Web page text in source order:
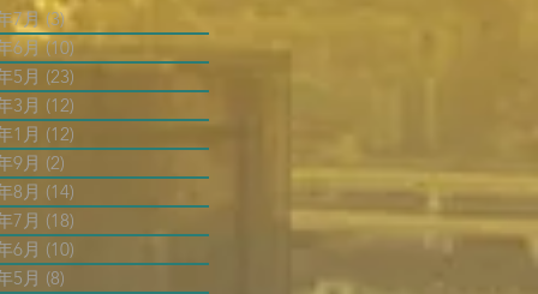
7月 (3)3 篇文章
6月 (10) 10 篇文章
5月 (23)
3月 (12)
1月 (12)
9月 (2)
8月 (14)
7月 (18)
6月 (10)
5月 (8)